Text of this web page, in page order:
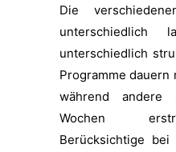
Die
unterschiedlich
unterschiedlich
Programme
während
Wochen
Berücksichtige